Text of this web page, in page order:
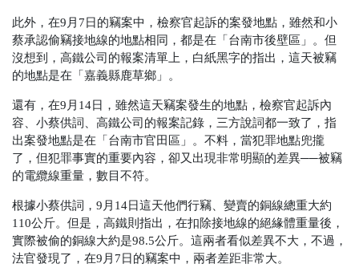
此外，在9月7日的竊案中，檢察官起訴的案發地點，雖然和小
蔡承認偷竊接地線的地點相同，都是在「台南市後壁區」。但
沒想到，高鐵公司的報案清單上，白紙黑字的指出，這天被竊
的地點是在「嘉義縣鹿草鄉」。
還有，在9月14日，雖然這天竊案發生的地點，檢察官起訴內
容、小蔡供詞、高鐵公司的報案記錄，三方說詞都一致了，指
出案發地點是在「台南市官田區」。不料，當犯罪地點兜攏
了，但犯罪事實的重要內容，卻又出現非常明顯的差異──被竊
的電纜線重量，數目不符。
根據小蔡供詞，9月14日這天他們行竊、變賣的銅線總重大約
110公斤。但是，高鐵則指出，在扣除接地線的絕緣體重量後，
實際被偷的銅線大約是98.5公斤。這兩者看似差異不大，不過，
法官發現了，在9月7日的竊案中，兩者差距非常大。